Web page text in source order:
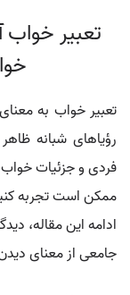
تعبیر
تعبیر خواب به
رؤیاهای شبانه
فردی و جزئیات
ممکن است تجربه
ادامه این مقاله،
جامعی از معنای